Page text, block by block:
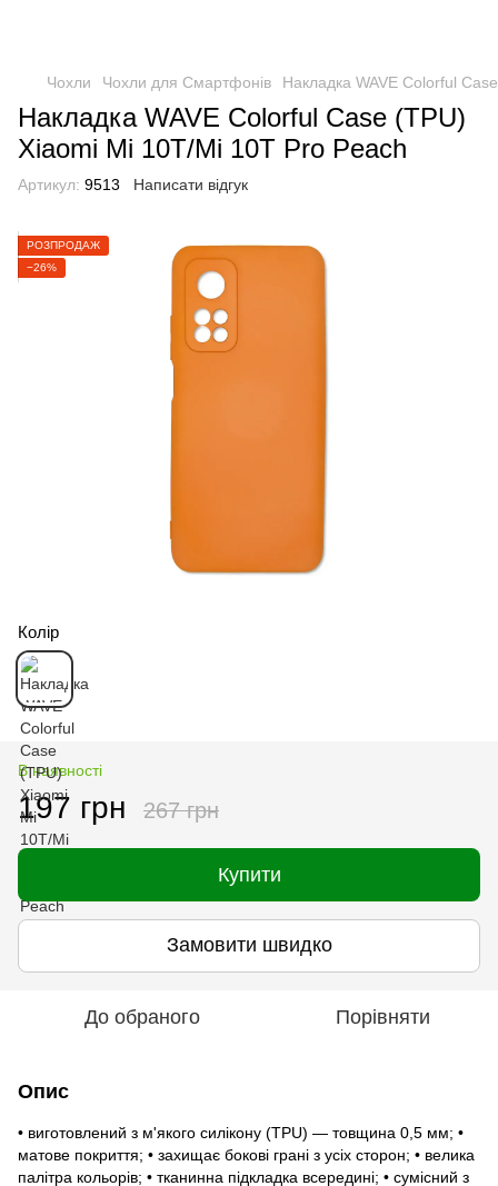
Чохли Чохли для Смартфонів Накладка WAVE Colorful
Накладка WAVE Colorful Case (TPU)
Xiaomi Mi 10T/Mi 10T Pro Peach
Артикул: 9513 Написати відгук
РОЗПРОДАЖ
−26%
Колір
В наявності
197 грн 267 грн
Купити
Замовити швидко
До обраного Порівняти
Опис
• виготовлений з м'якого силікону (TPU) — товщина 0,5 мм; •
матове покриття; • захищає бокові грані з усіх сторон; • велика
палітра кольорів; • тканинна підкладка всередині; • сумісний з